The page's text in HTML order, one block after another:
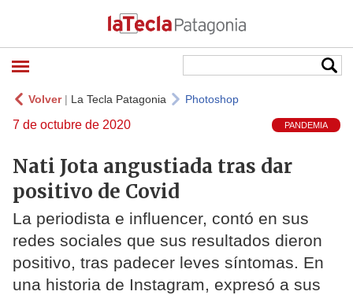
Volver| La Tecla Patagonia Photoshop
7 de octubre de 2020 PANDEMIA
Nati Jota angustiada tras dar
positivo de Covid
La periodista e influencer, contó en sus
redes sociales que sus resultados dieron
positivo, tras padecer leves síntomas. En
una historia de Instagram, expresó a sus